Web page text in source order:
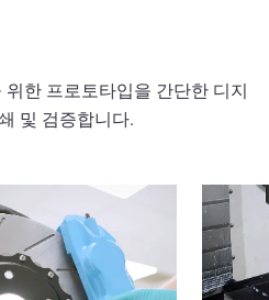
한 프로토타입을 간단한 디지
및 검증합니다.